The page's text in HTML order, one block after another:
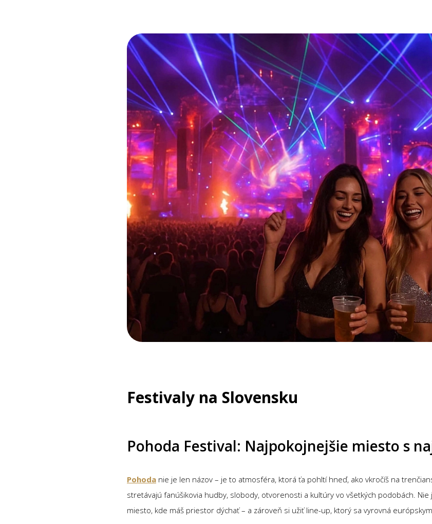
Festivaly na Slovensku
Pohoda Festival: Najpokojnejšie miesto s
Pohoda nie je len názov – je to atmosféra, ktorá ťa pohltí hneď, ako vkročíš na
stretávajú fanúšikovia hudby, slobody, otvorenosti a kultúry vo všetkých podobách. Nie
miesto, kde máš priestor dýchať – a zároveň si užiť line-up, ktorý sa vyrovná